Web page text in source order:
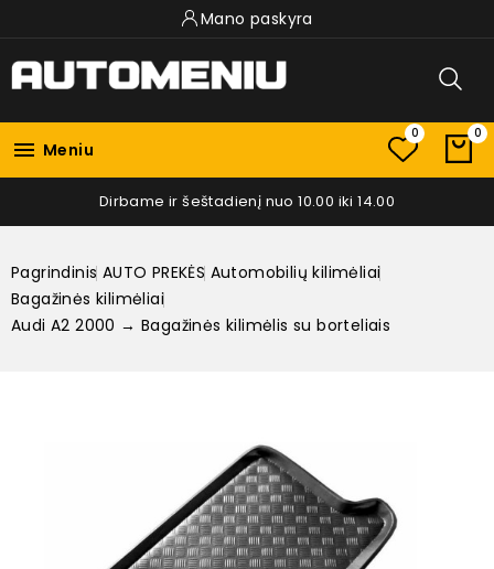
Mano paskyra
 Meniu
0 0
Dirbame ir šeštadienį nuo 10.00 iki 14.00
Pagrindinis AUTO PREKĖS Automobilių kilimėliai
Bagažinės kilimėliai
Audi A2 2000 → Bagažinės kilimėlis su borteliais